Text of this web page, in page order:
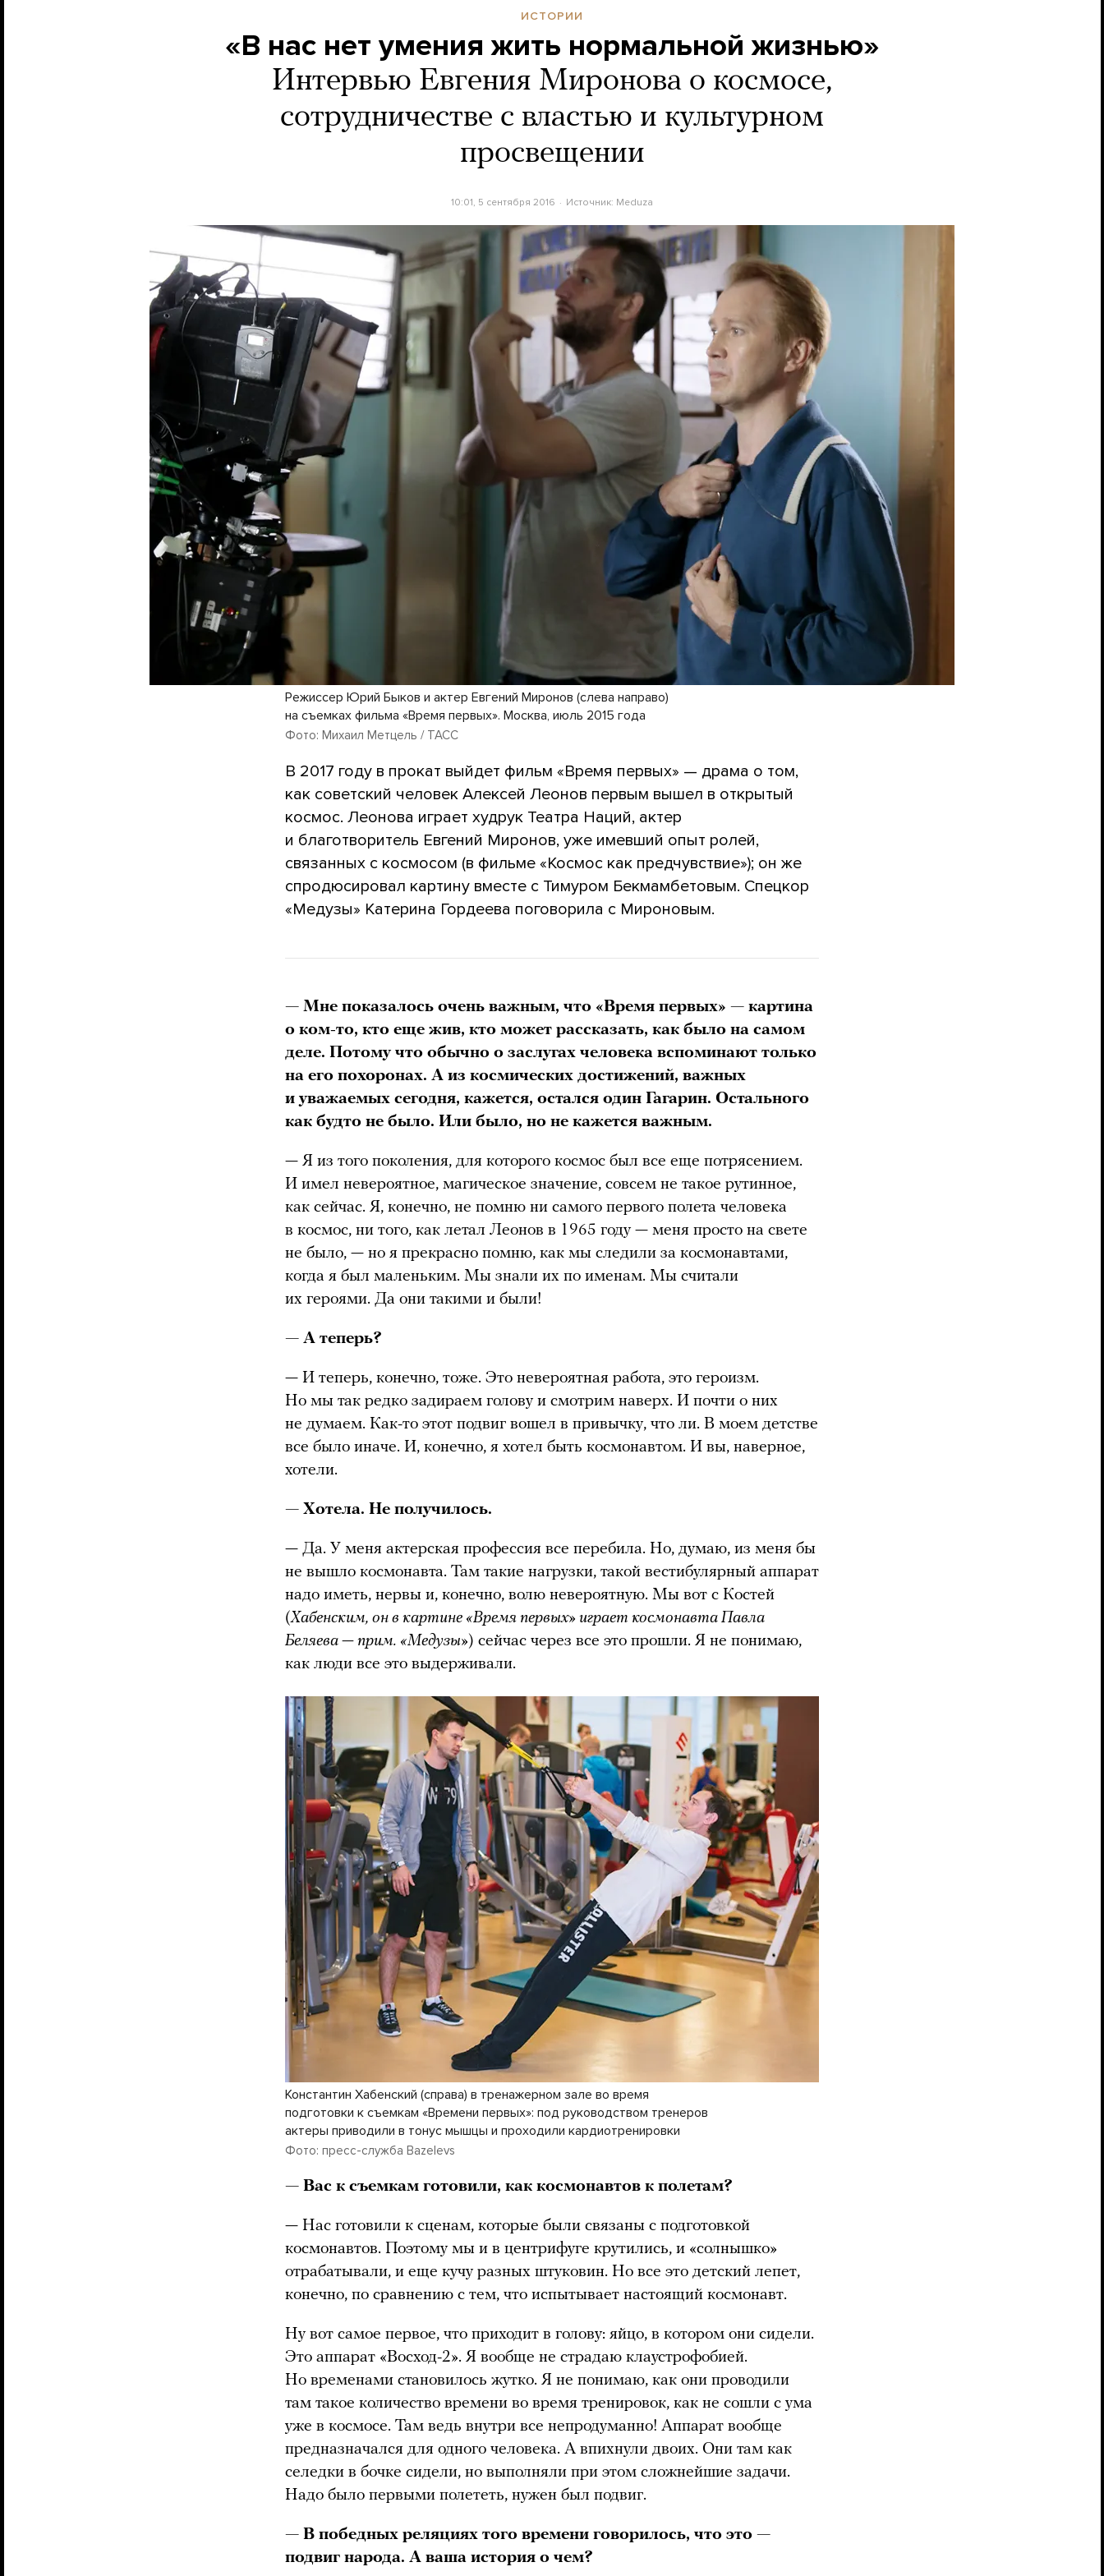
ИСТОРИИ
«В нас нет умения жить нормальной жизнью»
Интервью Евгения Миронова о космосе,
сотрудничестве с властью и культурном
просвещении
10:01, 5 сентября 2016 Источник: Meduza
Режиссер Юрий Быков и актер Евгений Миронов (слева направо)
на съемках фильма «Время первых». Москва, июль 2015 года
Фото: Михаил Метцель / ТАСС
В 2017 году в прокат выйдет фильм «Время первых» — драма о том,
как советский человек Алексей Леонов первым вышел в открытый
космос. Леонова играет худрук Театра Наций, актер
и благотворитель Евгений Миронов, уже имевший опыт ролей,
связанных с космосом (в фильме «Космос как предчувствие»); он же
спродюсировал картину вместе с Тимуром Бекмамбетовым. Спецкор
«Медузы» Катерина Гордеева поговорила с Мироновым.
— Мне показалось очень важным, что «Время первых» — картина
о ком-то, кто еще жив, кто может рассказать, как было на самом
деле. Потому что обычно о заслугах человека вспоминают только
на его похоронах. А из космических достижений, важных
и уважаемых сегодня, кажется, остался один Гагарин. Остального
как будто не было. Или было, но не кажется важным.
— Я из того поколения, для которого космос был все еще потрясением.
И имел невероятное, магическое значение, совсем не такое рутинное,
как сейчас. Я, конечно, не помню ни самого первого полета человека
в космос, ни того, как летал Леонов в 1965 году — меня просто на свете
не было, — но я прекрасно помню, как мы следили за космонавтами,
когда я был маленьким. Мы знали их по именам. Мы считали
их героями. Да они такими и были!
— А теперь?
— И теперь, конечно, тоже. Это невероятная работа, это героизм.
Но мы так редко задираем голову и смотрим наверх. И почти о них
не думаем. Как-то этот подвиг вошел в привычку, что ли. В моем детстве
все было иначе. И, конечно, я хотел быть космонавтом. И вы, наверное,
хотели.
— Хотела. Не получилось.
— Да. У меня актерская профессия все перебила. Но, думаю, из меня бы
не вышло космонавта. Там такие нагрузки, такой вестибулярный аппарат
надо иметь, нервы и, конечно, волю невероятную. Мы вот с Костей
(Хабенским, он в картине «Время первых» играет космонавта Павла
Беляева — прим. «Медузы») сейчас через все это прошли. Я не понимаю,
как люди все это выдерживали.
Константин Хабенский (справа) в тренажерном зале во время
подготовки к съемкам «Времени первых»: под руководством тренеров
актеры приводили в тонус мышцы и проходили кардиотренировки
Фото: пресс-служба Bazelevs
— Вас к съемкам готовили, как космонавтов к полетам?
— Нас готовили к сценам, которые были связаны с подготовкой
космонавтов. Поэтому мы и в центрифуге крутились, и «солнышко»
отрабатывали, и еще кучу разных штуковин. Но все это детский лепет,
конечно, по сравнению с тем, что испытывает настоящий космонавт.
Ну вот самое первое, что приходит в голову: яйцо, в котором они сидели.
Это аппарат «Восход-2». Я вообще не страдаю клаустрофобией.
Но временами становилось жутко. Я не понимаю, как они проводили
там такое количество времени во время тренировок, как не сошли с ума
уже в космосе. Там ведь внутри все непродуманно! Аппарат вообще
предназначался для одного человека. А впихнули двоих. Они там как
селедки в бочке сидели, но выполняли при этом сложнейшие задачи.
Надо было первыми полететь, нужен был подвиг.
— В победных реляциях того времени говорилось, что это —
подвиг народа. А ваша история о чем?